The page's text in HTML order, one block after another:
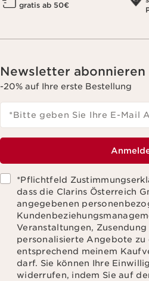
gratis ab 50€
Newsletter abonnieren
-20% auf Ihre erste Bestellung
*Bitte geben Sie Ihre E-Mail
*Pflichtfeld
dass die Clarins Österreich
angegebenen
Veranstaltungen,
personalisierte Angebote zu
entsprechend meinem
darf. Sie können Ihre
widerrufen, indem Sie auf